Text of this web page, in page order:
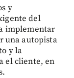
y
del
implementar
una autopista
y la
el cliente, en